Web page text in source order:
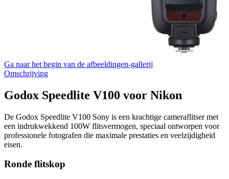
Ga naar het begin van de afbeeldingen-gallerij
Omschrijving
Godox Speedlite V100 voor Nikon
De Godox Speedlite V100 Sony is een krachtige cameraflitser met
een indrukwekkend 100W flitsvermogen, speciaal ontworpen voor
professionele fotografen die maximale prestaties en veelzijdigheid
eisen.
Ronde flitskop